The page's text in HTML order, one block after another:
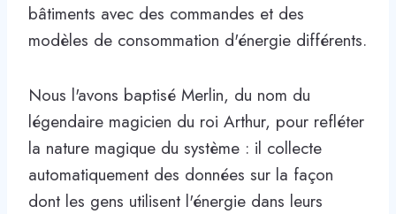
bâtiments avec des commandes et des
modèles de consommation d'énergie différents.
Nous l'avons baptisé Merlin, du nom du
légendaire magicien du roi Arthur, pour refléter
la nature magique du système : il collecte
automatiquement des données sur la façon
dont les gens utilisent l'énergie dans leurs